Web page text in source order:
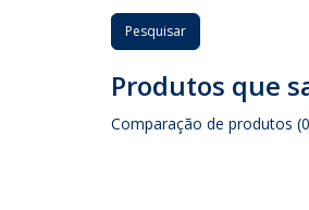
Produtos que
Comparação de produtos